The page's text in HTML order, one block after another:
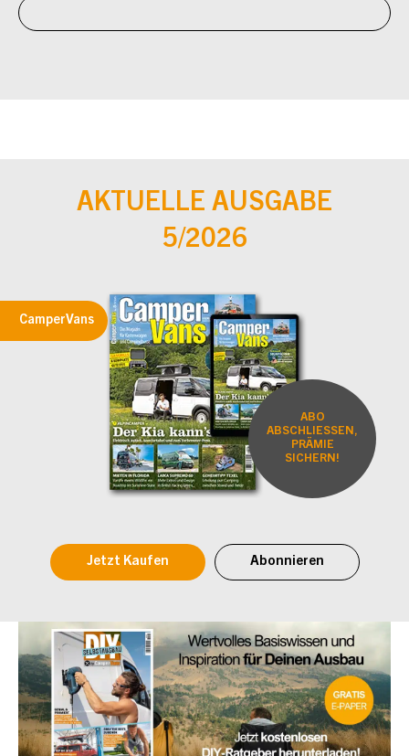
AKTUELLE AUSGABE
5/2026
CamperVans
ABO
ABSCHLIESSEN,
PRÄMIE
SICHERN!
Jetzt Kaufen Abonnieren